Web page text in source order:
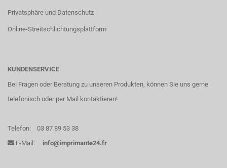
Privatsphäre und Datenschutz
Online-Streitschlichtungsplattform
KUNDENSERVICE
Bei Fragen oder Beratung zu unseren Produkten, können Sie uns gerne
telefonisch oder per Mail kontaktieren!
Telefon:
03 87 89 53 38
E-Mail:
info@imprimante24.fr